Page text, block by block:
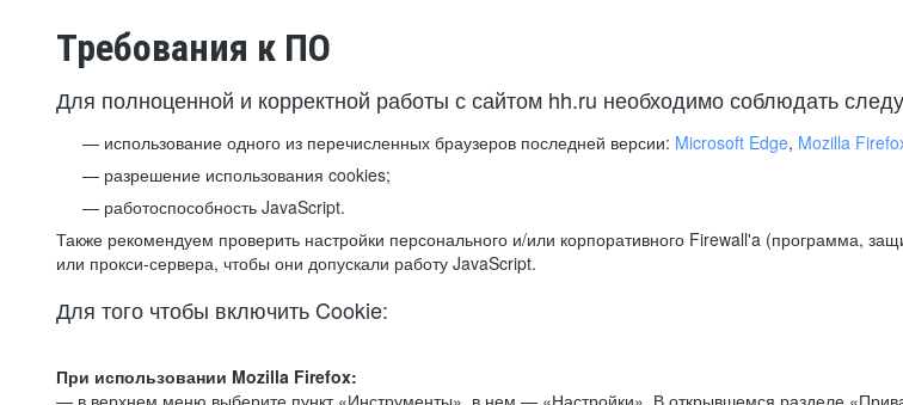
Требования к ПО
Для полноценной и корректной работы с сайтом hh.ru необходимо соблюдать
использование одного из перечисленных браузеров последней версии: Microsoft Edge, Mozilla
разрешение использования cookies;
работоспособность JavaScript.
Также рекомендуем проверить настройки персонального и/или корпоративного Firewall'a (программа,
или прокси-сервера, чтобы они допускали работу JavaScript.
Для того чтобы включить Cookie:
При использовании Mozilla Firefox:
— в верхнем меню выберите пункт «Инструменты», в нем — «Настройки». В открывшемся разделе